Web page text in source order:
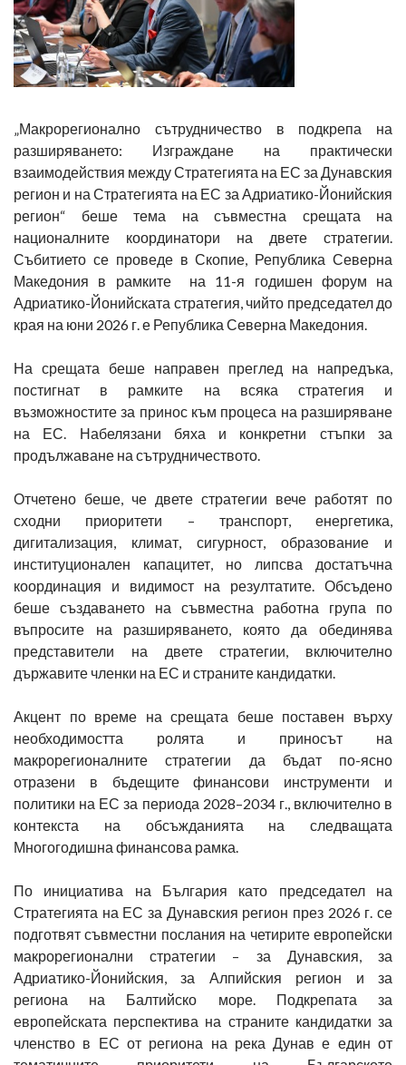
„Макрорегионално сътрудничество в подкрепа на
разширяването: Изграждане на практически
взаимодействия между Стратегията на ЕС за Дунавския
регион и на Стратегията на ЕС за Адриатико-Йонийския
регион“ беше тема на съвместна срещата на
националните координатори на двете стратегии.
Събитието се проведе в Скопие, Република Северна
Македония в рамките на 11-я годишен форум на
Адриатико-Йонийската стратегия, чийто председател до
края на юни 2026 г. е Република Северна Македония.
На срещата беше направен преглед на напредъка,
постигнат в рамките на всяка стратегия и
възможностите за принос към процеса на разширяване
на ЕС. Набелязани бяха и конкретни стъпки за
продължаване на сътрудничеството.
Отчетено беше, че двете стратегии вече работят по
сходни приоритети – транспорт, енергетика,
дигитализация, климат, сигурност, образование и
институционален капацитет, но липсва достатъчна
координация и видимост на резултатите. Обсъдено
беше създаването на съвместна работна група по
въпросите на разширяването, която да обединява
представители на двете стратегии, включително
държавите членки на ЕС и страните кандидатки.
Акцент по време на срещата беше поставен върху
необходимостта ролята и приносът на
макрорегионалните стратегии да бъдат по-ясно
отразени в бъдещите финансови инструменти и
политики на ЕС за периода 2028–2034 г., включително в
контекста на обсъжданията на следващата
Многогодишна финансова рамка.
По инициатива на България като председател на
Стратегията на ЕС за Дунавския регион през 2026 г. се
подготвят съвместни послания на четирите европейски
макрорегионални стратегии – за Дунавския, за
Адриатико-Йонийския, за Алпийския регион и за
региона на Балтийско море. Подкрепата за
европейската перспектива на страните кандидатки за
членство в ЕС от региона на река Дунав е един от